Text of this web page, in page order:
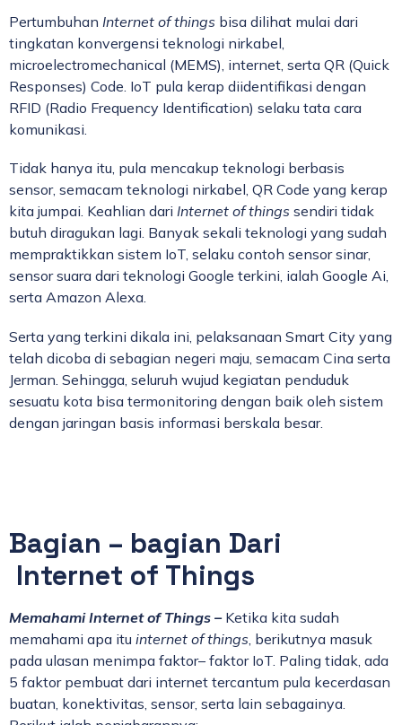
Pertumbuhan Internet of things bisa dilihat mulai dari
tingkatan konvergensi teknologi nirkabel,
microelectromechanical (MEMS), internet, serta QR (Quick
Responses) Code. IoT pula kerap diidentifikasi dengan
RFID (Radio Frequency Identification) selaku tata cara
komunikasi.
Tidak hanya itu, pula mencakup teknologi berbasis
sensor, semacam teknologi nirkabel, QR Code yang kerap
kita jumpai. Keahlian dari Internet of things sendiri tidak
butuh diragukan lagi. Banyak sekali teknologi yang sudah
mempraktikkan sistem IoT, selaku contoh sensor sinar,
sensor suara dari teknologi Google terkini, ialah Google Ai,
serta Amazon Alexa.
Serta yang terkini dikala ini, pelaksanaan Smart City yang
telah dicoba di sebagian negeri maju, semacam Cina serta
Jerman. Sehingga, seluruh wujud kegiatan penduduk
sesuatu kota bisa termonitoring dengan baik oleh sistem
dengan jaringan basis informasi berskala besar.
Bagian – bagian Dari
Internet of Things
Memahami Internet of Things – Ketika kita sudah
memahami apa itu internet of things, berikutnya masuk
pada ulasan menimpa faktor– faktor IoT. Paling tidak, ada
5 faktor pembuat dari internet tercantum pula kecerdasan
buatan, konektivitas, sensor, serta lain sebagainya.